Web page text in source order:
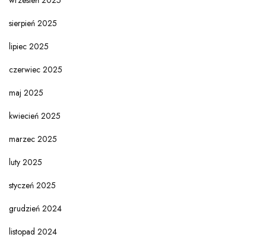
sierpień 2025
lipiec 2025
czerwiec 2025
maj 2025
kwiecień 2025
marzec 2025
luty 2025
styczeń 2025
grudzień 2024
listopad 2024